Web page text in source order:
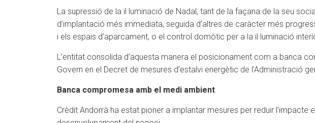
La supressió de la il·luminació de Nadal, tant de la façana de la seu
d’implantació més immediata, seguida d’altres de caràcter més
i els espais d’aparcament, o el control domòtic per a la il·luminació
L’entitat consolida d’aquesta manera el posicionament com a banca
Govern en el Decret de mesures d’estalvi energètic de l’Administració
Banca compromesa amb el medi ambient
Crèdit Andorrà ha estat pioner a implantar mesures per reduir l’impacte